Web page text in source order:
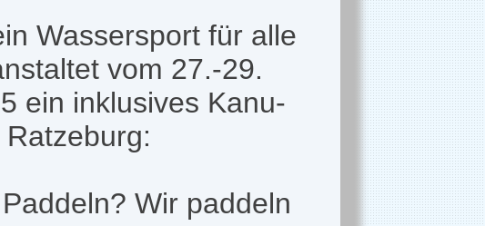
Wassersport für alle
vom 27.-29.
ein inklusives Kanu-
Wir paddeln